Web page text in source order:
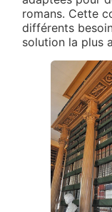
romans. Cette
différents
solution la plus